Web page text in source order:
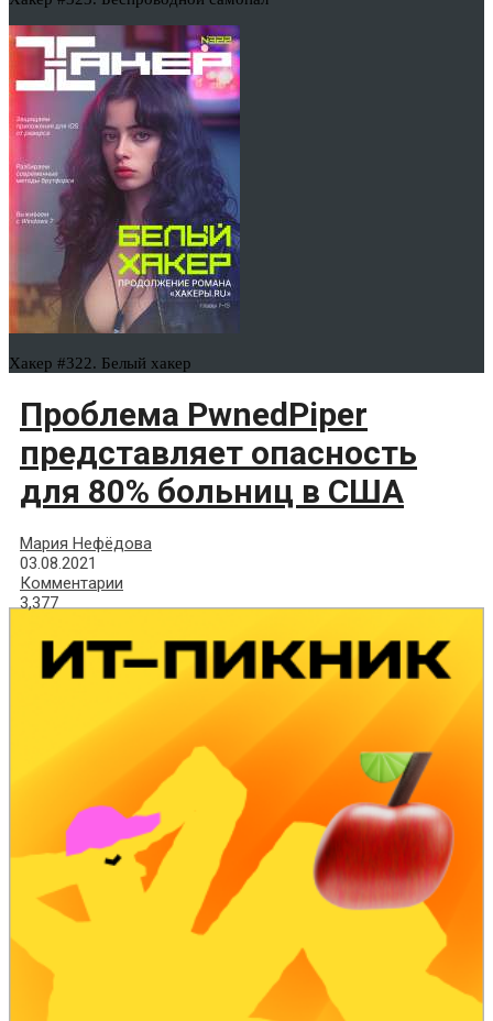
Хакер #322. Белый хакер
Проблема PwnedPiper
представляет опасность
для 80% больниц в США
Мария Нефёдова
03.08.2021
Комментарии
3,377